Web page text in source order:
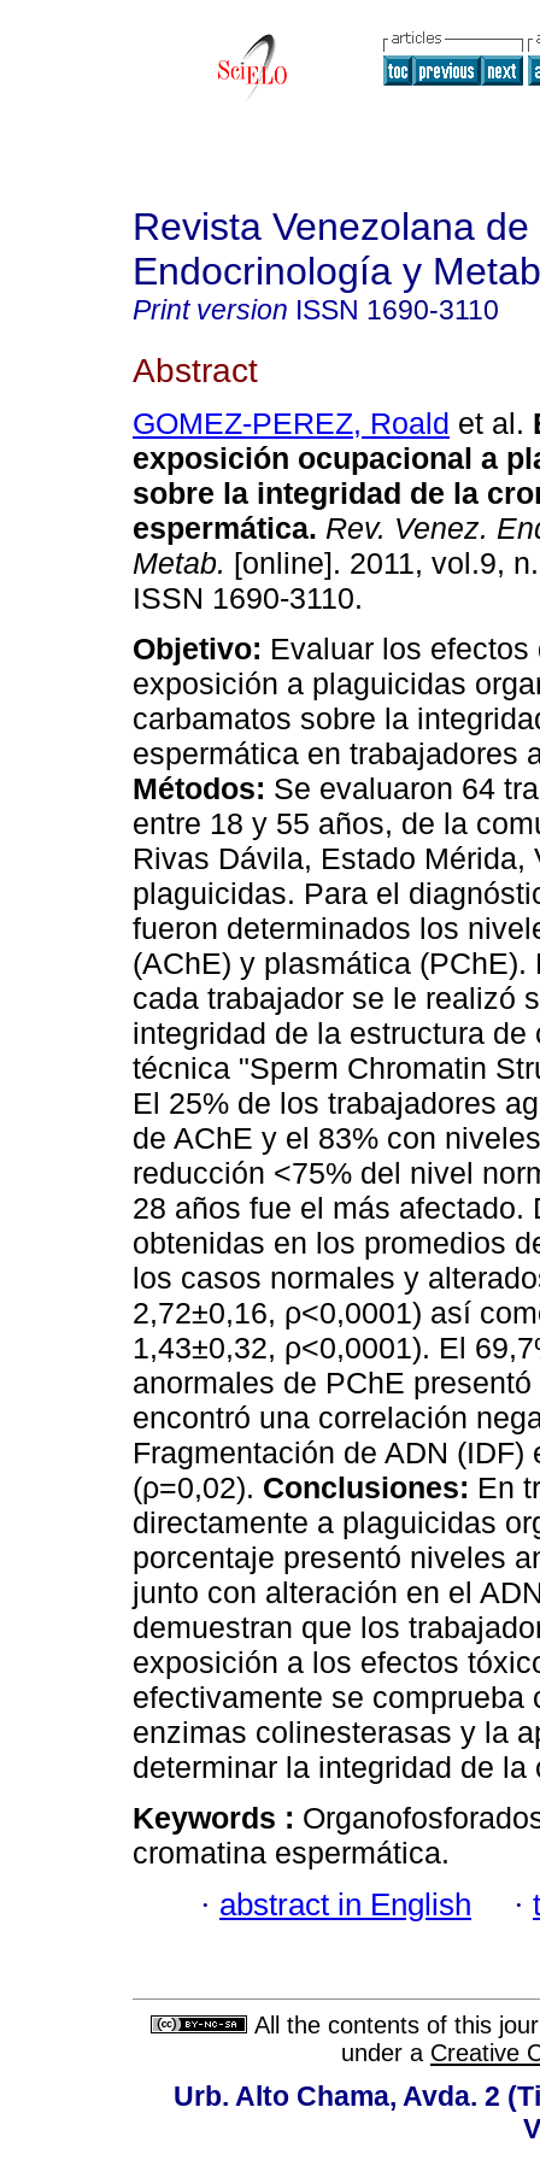
Revista Venezolana de
Endocrinología y
Print version ISSN 1690-3110
Abstract
GOMEZ-PEREZ, Roald et al.
exposición ocupacional a
sobre la integridad de la
espermática. Rev. Venez.
Metab. [online]. 2011, vol.9,
ISSN 1690-3110.
Objetivo: Evaluar los efectos
exposición a plaguicidas
carbamatos sobre la
espermática en trabajadores
Métodos: Se evaluaron 64
entre 18 y 55 años, de la
Rivas Dávila, Estado
plaguicidas. Para el
fueron determinados los
(AChE) y plasmática
cada trabajador se le realizó
integridad de la estructura
técnica "Sperm Chromatin
El 25% de los trabajadores
de AChE y el 83% con
reducción <75% del nivel
28 años fue el más
obtenidas en los promedios
los casos normales y
2,72±0,16, ρ<0,0001) así
1,43±0,32, ρ<0,0001). El
anormales de PChE
encontró una correlación
Fragmentación de ADN
(ρ=0,02). Conclusiones: En
directamente a plaguicidas
porcentaje presentó niveles
junto con alteración en el
demuestran que los
exposición a los efectos
efectivamente se
enzimas colinesterasas y la
determinar la integridad de
Keywords :
cromatina espermática.
· abstract in English ·
All the contents of this
under a Creative
Urb. Alto Chama, Avda. 2